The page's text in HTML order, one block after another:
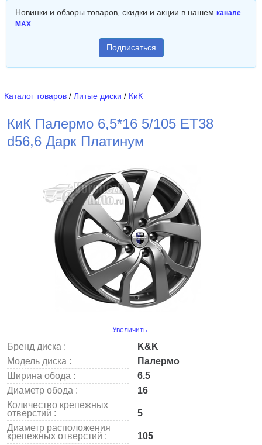
Новинки и обзоры товаров, скидки и акции в нашем канале
MAX
Подписаться
Каталог товаров / Литые диски / КиК
КиК Палермо 6,5*16 5/105 ET38
d56,6 Дарк Платинум
Увеличить
Бренд диска :
K&K
Модель диска :
Палермо
Ширина обода :
6.5
Диаметр обода :
16
Количество крепежных
отверстий :
5
Диаметр расположения
крепежных отверстий :
105